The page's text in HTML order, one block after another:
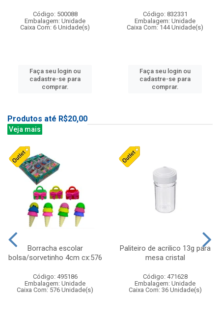
Código: 500088
Embalagem: Unidade
Caixa Com: 6 Unidade(s)
Faça seu login ou
cadastre-se para
comprar.
Código: 832331
Embalagem: Unidade
Caixa Com: 144 Unidade(s)
Faça seu login ou
cadastre-se para
comprar.
Produtos até R$20,00
Veja mais
Borracha escolar
bolsa/sorvetinho 4cm cx:576
Código: 495186
Embalagem: Unidade
Caixa Com: 576 Unidade(s)
Paliteiro de acrilico 13g para
mesa cristal
Código: 471628
Embalagem: Unidade
Caixa Com: 36 Unidade(s)